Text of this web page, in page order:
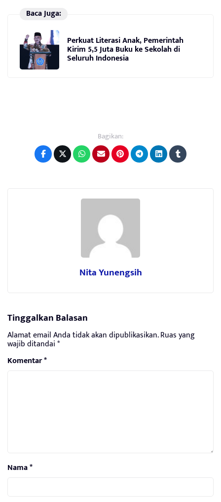
Baca Juga:
Perkuat Literasi Anak, Pemerintah
Kirim 5,5 Juta Buku ke Sekolah di
Seluruh Indonesia
Bagikan:
Nita Yunengsih
Tinggalkan Balasan
Alamat email Anda tidak akan dipublikasikan.Ruas yang
wajib ditandai*
Komentar*
Nama*